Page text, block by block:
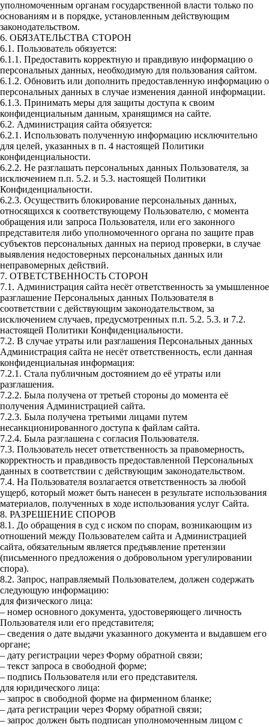
уполномоченным органам государственной власти только по
основаниям и в порядке, установленным действующим
законодательством.
6. ОБЯЗАТЕЛЬСТВА СТОРОН
6.1. Пользователь обязуется:
6.1.1. Предоставить корректную и правдивую информацию о
персональных данных, необходимую для пользования сайтом.
6.1.2. Обновить или дополнить предоставленную информацию о
персональных данных в случае изменения данной информации.
6.1.3. Принимать меры для защиты доступа к своим
конфиденциальным данным, хранящимся на сайте.
6.2. Администрация сайта обязуется:
6.2.1. Использовать полученную информацию исключительно
для целей, указанных в п. 4 настоящей Политики
конфиденциальности.
6.2.2. Не разглашать персональных данных Пользователя, за
исключением п.п. 5.2. и 5.3. настоящей Политики
Конфиденциальности.
6.2.3. Осуществить блокирование персональных данных,
относящихся к соответствующему Пользователю, с момента
обращения или запроса Пользователя, или его законного
представителя либо уполномоченного органа по защите прав
субъектов персональных данных на период проверки, в случае
выявления недостоверных персональных данных или
неправомерных действий.
7. ОТВЕТСТВЕННОСТЬ СТОРОН
7.1. Администрация сайта несёт ответственность за умышленное
разглашение Персональных данных Пользователя в
соответствии с действующим законодательством, за
исключением случаев, предусмотренных п.п. 5.2. 5.3. и 7.2.
настоящей Политики Конфиденциальности.
7.2. В случае утраты или разглашения Персональных данных
Администрация сайта не несёт ответственность, если данная
конфиденциальная информация:
7.2.1. Стала публичным достоянием до её утраты или
разглашения.
7.2.2. Была получена от третьей стороны до момента её
получения Администрацией сайта.
7.2.3. Была получена третьими лицами путем
несанкционированного доступа к файлам сайта.
7.2.4. Была разглашена с согласия Пользователя.
7.3. Пользователь несет ответственность за правомерность,
корректность и правдивость предоставленной Персональных
данных в соответствии с действующим законодательством.
7.4. На Пользователя возлагается ответственность за любой
ущерб, который может быть нанесен в результате использования
материалов, полученных в ходе использования услуг Сайта.
8. РАЗРЕШЕНИЕ СПОРОВ
8.1. До обращения в суд с иском по спорам, возникающим из
отношений между Пользователем сайта и Администрацией
сайта, обязательным является предъявление претензии
(письменного предложения о добровольном урегулировании
спора).
8.2. Запрос, направляемый Пользователем, должен содержать
следующую информацию:
для физического лица:
– номер основного документа, удостоверяющего личность
Пользователя или его представителя;
– сведения о дате выдачи указанного документа и выдавшем его
органе;
– дату регистрации через Форму обратной связи;
– текст запроса в свободной форме;
– подпись Пользователя или его представителя.
для юридического лица:
– запрос в свободной форме на фирменном бланке;
– дата регистрации через Форму обратной связи;
– запрос должен быть подписан уполномоченным лицом с